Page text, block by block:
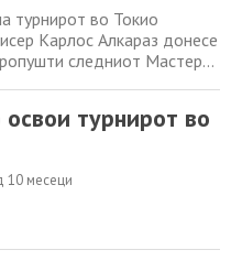
турнирот во Токио
Карлос Алкараз донесе
следниот Мастерс
Алкараз во финалето на
го совлада Тејлор Фриц
објави дека нема
освои турнирот во
10 месеци